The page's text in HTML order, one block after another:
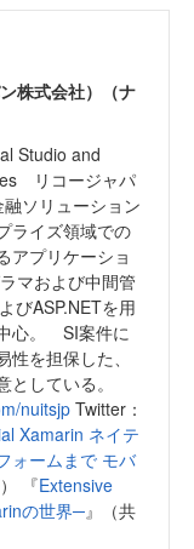
株式会社）（ナ
Studio and
リコージャパ
ソリューション
ライズ領域での
アプリケーショ
マおよび中間管
びASP.NETを用
心。 SI案件に
を担保した、
している。
nuitsjp Twitter：
Xamarin ネイテ
ォームまで モバ
『Extensive
の世界─』（共